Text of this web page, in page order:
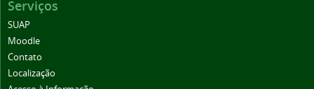
Serviços
SUAP
Moodle
Contato
Localização